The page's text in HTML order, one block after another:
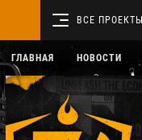
ВСЕ ПРОЕКТЫ
ГЛАВНАЯ НОВОСТИ